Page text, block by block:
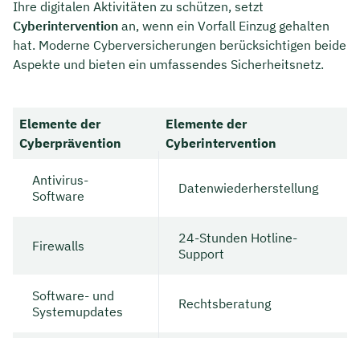
Ihre digitalen Aktivitäten zu schützen, setzt
Cyberintervention an, wenn ein Vorfall Einzug gehalten
hat. Moderne Cyberversicherungen berücksichtigen beide
Aspekte und bieten ein umfassendes Sicherheitsnetz.
Elemente der
Cyberprävention
Elemente der
Cyberintervention
Antivirus-
Software
Datenwiederherstellung
Firewalls
24-Stunden Hotline-
Support
Software- und
Systemupdates
Rechtsberatung